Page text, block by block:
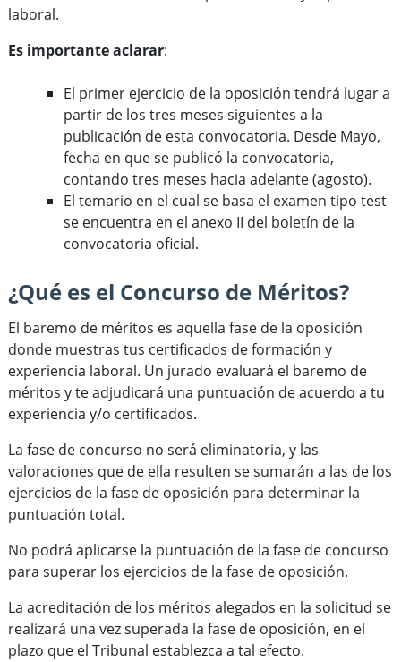
laboral.
Es importante aclarar:
El primer ejercicio de la oposición tendrá lugar a
partir de los tres meses siguientes a la
publicación de esta convocatoria. Desde Mayo,
fecha en que se publicó la convocatoria,
contando tres meses hacia adelante (agosto).
El temario en el cual se basa el examen tipo test
se encuentra en el anexo II del boletín de la
convocatoria oficial.
¿Qué es el Concurso de Méritos?
El baremo de méritos es aquella fase de la oposición
donde muestras tus certificados de formación y
experiencia laboral. Un jurado evaluará el baremo de
méritos y te adjudicará una puntuación de acuerdo a tu
experiencia y/o certificados.
La fase de concurso no será eliminatoria, y las
valoraciones que de ella resulten se sumarán a las de los
ejercicios de la fase de oposición para determinar la
puntuación total.
No podrá aplicarse la puntuación de la fase de concurso
para superar los ejercicios de la fase de oposición.
La acreditación de los méritos alegados en la solicitud se
realizará una vez superada la fase de oposición, en el
plazo que el Tribunal establezca a tal efecto.